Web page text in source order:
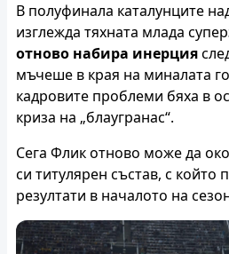
В полуфинала каталунците
изглежда тяхната млада
отново набира инерция
мъчеше в края на миналата
кадровите проблеми бяха в
криза на „блаугранас“.
Сега Флик отново може да
си титулярен състав, с който
резултати в началото на